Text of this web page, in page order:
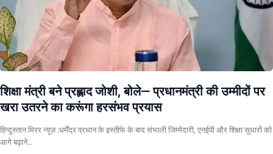
शिक्षा मंत्री बने प्रह्लाद जोशी, बोले— प्रधानमंत्री की उम्मीदों पर
खरा उतरने का करूंगा हरसंभव प्रयास
हिन्दुस्तान मिरर न्यूज़ :धर्मेंद्र प्रधान के इस्तीफे के बाद संभाली जिम्मेदारी, एनईपी और शिक्षा सुधारों को
आगे बढ़ाने…